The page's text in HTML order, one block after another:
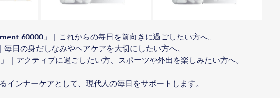
60000」｜これからの毎日を前向きに過ごしたい方へ。
毎日の身だしなみやヘアケアを大切にしたい方へ。
」｜アクティブに過ごしたい方、スポーツや外出を楽しみたい方へ。
インナーケアとして、現代人の毎日をサポートします。